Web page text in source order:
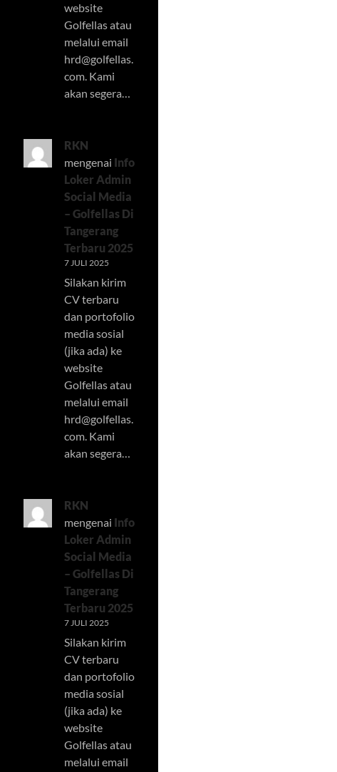
website
Golfellas atau
melalui email
hrd@golfellas.
com. Kami
akan segera…
RKN
mengenai Info
Loker Admin
Social Media
– Golfellas Di
Tangerang
Terbaru 2025
7 JULI 2025
Silakan kirim
CV terbaru
dan portofolio
media sosial
(jika ada) ke
website
Golfellas atau
melalui email
hrd@golfellas.
com. Kami
akan segera…
RKN
mengenai Info
Loker Admin
Social Media
– Golfellas Di
Tangerang
Terbaru 2025
7 JULI 2025
Silakan kirim
CV terbaru
dan portofolio
media sosial
(jika ada) ke
website
Golfellas atau
melalui email